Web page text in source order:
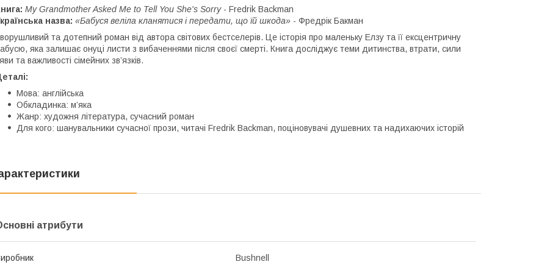
My Grandmother Asked Me to Tell You She's Sorry - Fredrik Backman
назва: «Бабуся веліла кланятися і передати, що їй шкода» - Фредрік Бакман
та дотепний роман від автора світових бестселерів. Це історія про маленьку Елзу та її ексцентричну
яка залишає онуці листи з вибаченнями після своєї смерті. Книга досліджує теми дитинства, втрати, сили
та важливості сімейних зв’язків.
Мова: англійська
Обкладинка: м’яка
Жанр: художня література, сучасний роман
Для кого: шанувальники сучасної прози, читачі Fredrik Backman, поціновувачі душевних та надихаючих історій
атрибути
Bushnell